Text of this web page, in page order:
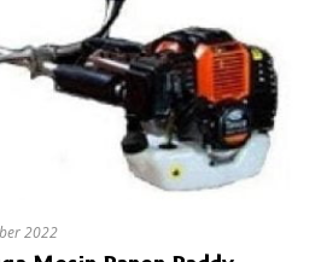
2022